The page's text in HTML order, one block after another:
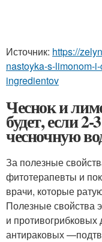
Источник: https://
nastoyka-s-limonom-
ingredientov
Чеснок и
будет, если
чесночную
За полезные
фитотерапевты и
врачи, которые
Полезные свойства
и противогрибковых
антираковых